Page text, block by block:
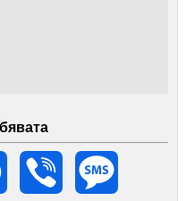
WhatsApp Viber